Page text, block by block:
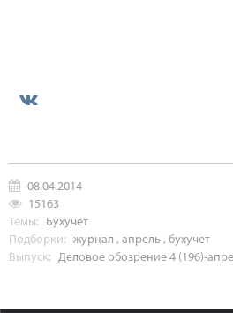
08.04.2014
15163
Темы: Бухучёт
Подборки: журнал ,апрель ,бухучет
Выпуск: Деловое обозрение 4 (196)-